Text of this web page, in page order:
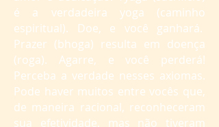
é a verdadeira yoga (caminho
espiritual). Doe, e você ganhará.
Prazer (bhoga) resulta em doença
(roga). Agarre, e você perderá!
Perceba a verdade nesses axiomas.
Pode haver muitos entre vocês que,
de maneira racional, reconheceram
sua efetividade, mas não tiveram